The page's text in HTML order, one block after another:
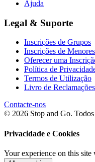
Ajuda
Legal & Suporte
Inscrições de Grupos
Inscrições de Menores
Oferecer uma
Política de
Termos de Utilização
Livro de Reclamações
Contacte-nos
© 2026 Stop and Go. Todos
Privacidade e Cookies
Your experience on this